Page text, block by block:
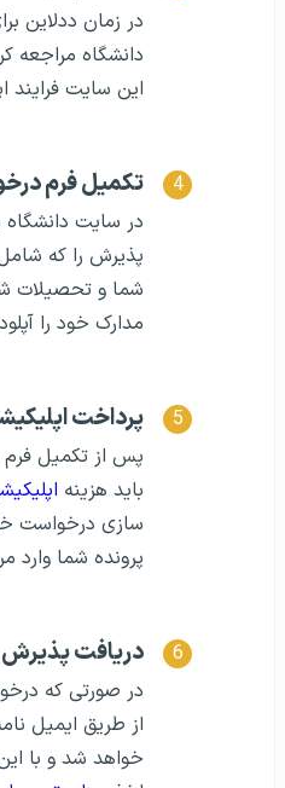
در زمان ددلاین
دانشگاه مراجعه
این سایت فرایند
تکمیل فرم
در سایت
پذیرش را که
شما و تحصیلات
مدارک خود را
پرداخت
پس از تکمیل
باید هزینه
سازی درخواست
پرونده شما وارد
دریافت
در صورتی که
از طریق ایمیل
خواهد شد و با